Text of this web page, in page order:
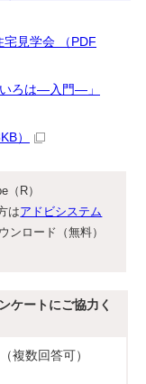
見学会 （PDF
いろは―入門―」
）
R）
はアドビシステム
ンロード（無料）
ケートにご協力く
複数回答可）